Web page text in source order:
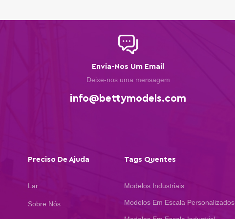
Modelos interiores de
Modelos de edifícios
Envia-Nos Um Email
Deixe-nos uma mensagem
info@bettymodels.com
Preciso De Ajuda
Lar
Sobre Nós
Tags Quentes
Modelos Industriais
Modelos Em Escala Personalizados